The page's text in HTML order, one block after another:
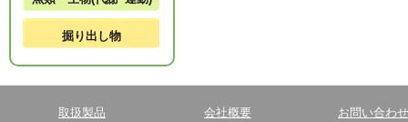
掘り出し物
取扱製品 会社概要 お問い合わせ